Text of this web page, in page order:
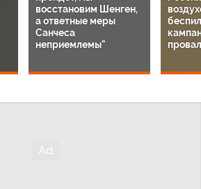
восстановим Шенген,
а ответные меры
Санчеса
неприемлемы"